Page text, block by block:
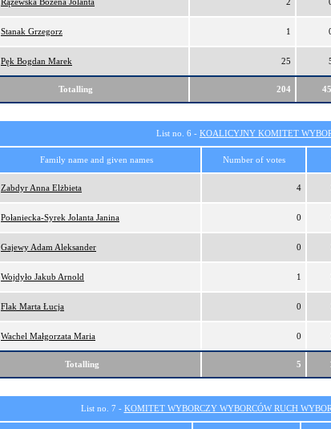
Stanak Grzegorz 1
Pęk Bogdan Marek 25
Totalling 204
List no. 6 - KOALICYJNY KOMITET
Family name and given names Number of votes
Zabdyr Anna Elżbieta 4
Połaniecka-Syrek Jolanta Janina 0
Gajewy Adam Aleksander 0
Wojdyło Jakub Arnold 1
Flak Marta Łucja 0
Wachel Małgorzata Maria 0
Totalling 5
List no. 7 - KOMITET WYBORCZY WYBORCÓW RUCH